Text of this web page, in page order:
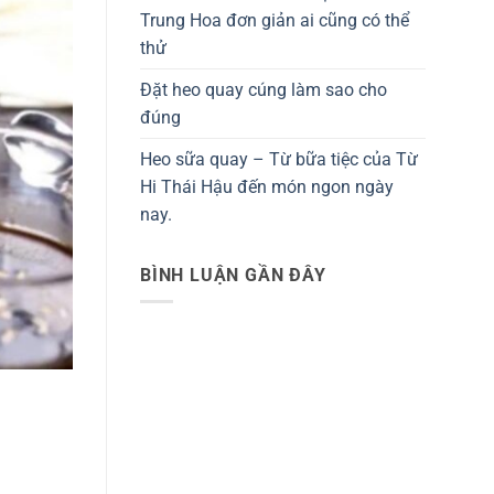
Trung Hoa đơn giản ai cũng có thể
thử
Đặt heo quay cúng làm sao cho
đúng
Heo sữa quay – Từ bữa tiệc của Từ
Hi Thái Hậu đến món ngon ngày
nay.
BÌNH LUẬN GẦN ĐÂY